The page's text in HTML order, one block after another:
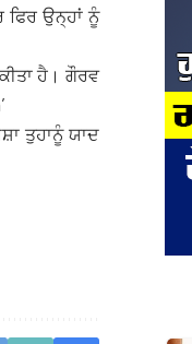
ਫਿਰ ਉਨ੍ਹਾਂ ਨੂੰ
ਹੈ। ਗੌਰਵ
ਤੁਹਾਨੂੰ ਯਾਦ